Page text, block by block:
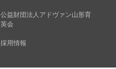
公益財団法人アドヴァン山形育
英会
採用情報